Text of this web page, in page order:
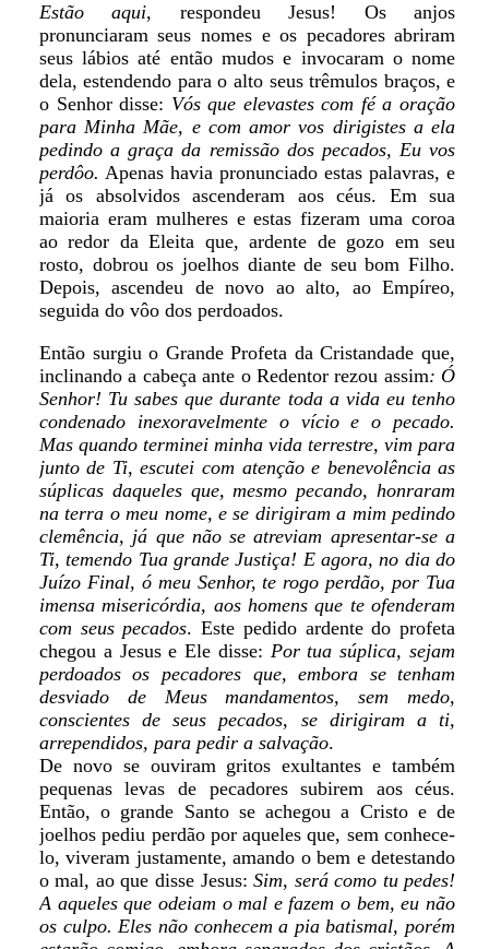
Estão aqui, respondeu Jesus! Os anjos
pronunciaram seus nomes e os pecadores abriram
seus lábios até então mudos e invocaram o nome
dela, estendendo para o alto seus trêmulos braços, e
o Senhor disse: Vós que elevastes com fé a oração
para Minha Mãe, e com amor vos dirigistes a ela
pedindo a graça da remissão dos pecados, Eu vos
perdôo. Apenas havia pronunciado estas palavras, e
já os absolvidos ascenderam aos céus. Em sua
maioria eram mulheres e estas fizeram uma coroa
ao redor da Eleita que, ardente de gozo em seu
rosto, dobrou os joelhos diante de seu bom Filho.
Depois, ascendeu de novo ao alto, ao Empíreo,
seguida do vôo dos perdoados.
Então surgiu o Grande Profeta da Cristandade que,
inclinando a cabeça ante o Redentor rezou assim: Ó
Senhor! Tu sabes que durante toda a vida eu tenho
condenado inexoravelmente o vício e o pecado.
Mas quando terminei minha vida terrestre, vim para
junto de Ti, escutei com atenção e benevolência as
súplicas daqueles que, mesmo pecando, honraram
na terra o meu nome, e se dirigiram a mim pedindo
clemência, já que não se atreviam apresentar-se a
Ti, temendo Tua grande Justiça! E agora, no dia do
Juízo Final, ó meu Senhor, te rogo perdão, por Tua
imensa misericórdia, aos homens que te ofenderam
com seus pecados. Este pedido ardente do profeta
chegou a Jesus e Ele disse: Por tua súplica, sejam
perdoados os pecadores que, embora se tenham
desviado de Meus mandamentos, sem medo,
conscientes de seus pecados, se dirigiram a ti,
arrependidos, para pedir a salvação.
De novo se ouviram gritos exultantes e também
pequenas levas de pecadores subirem aos céus.
Então, o grande Santo se achegou a Cristo e de
joelhos pediu perdão por aqueles que, sem conhece-
lo, viveram justamente, amando o bem e detestando
o mal, ao que disse Jesus:Sim, será como tu pedes!
A aqueles que odeiam o mal e fazem o bem, eu não
os culpo. Eles não conhecem a pia batismal, porém